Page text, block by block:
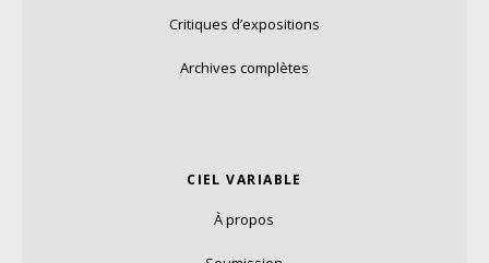
Critiques d’expositions
Archives complètes
CIEL VARIABLE
À propos